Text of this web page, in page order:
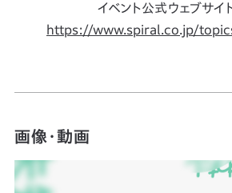
イベント公式ウェブサイ
https://www.spiral.co.jp/
画像・動画